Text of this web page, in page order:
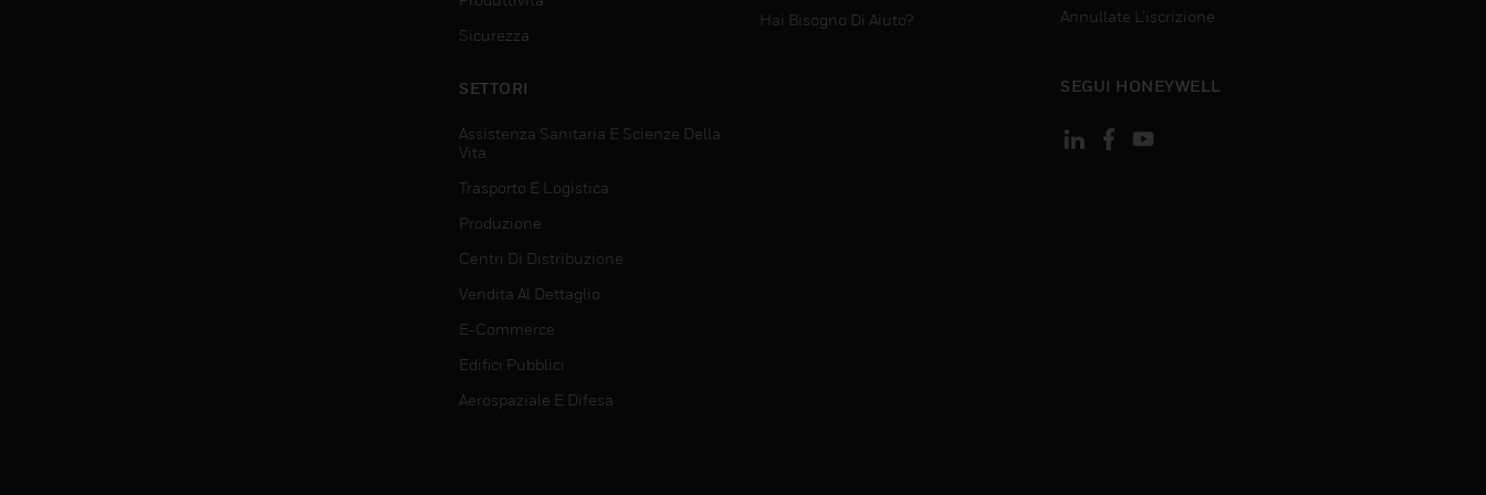
Sicurezza
SETTORI
Assistenza Sanitaria E Scienze Della
Vita
Trasporto E Logistica
Produzione
Centri Di Distribuzione
Vendita Al Dettaglio
E-Commerce
Edifici Pubblici
Aerospaziale E Difesa
Hai Bisogno Di Aiuto?
Annullate L’iscrizione
SEGUI HONEYWELL